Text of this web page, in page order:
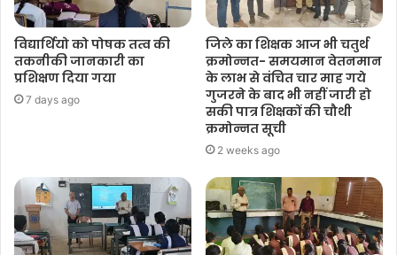
विद्यार्थियो को पोषक तत्व की
तकनीकी जानकारी का
प्रशिक्षण दिया गया
7 days ago
जिले का शिक्षक आज भी चतुर्थ
क्रमोन्नत- समयमान वेतनमान
के लाभ से वंचित चार माह गये
गुजरने के बाद भी नहीं जारी हो
सकी पात्र शिक्षकों की चौथी
क्रमोन्नत सूची
2 weeks ago